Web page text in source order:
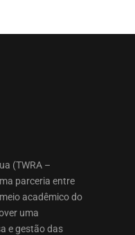
(TWRA –
parceria entre
acadêmico do
uma
e gestão das